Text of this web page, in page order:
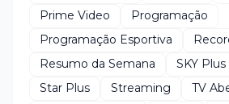
Prime Video
Programação
Programação Esportiva
Resumo da Semana
SKY Plus
Star Plus
Streaming TV